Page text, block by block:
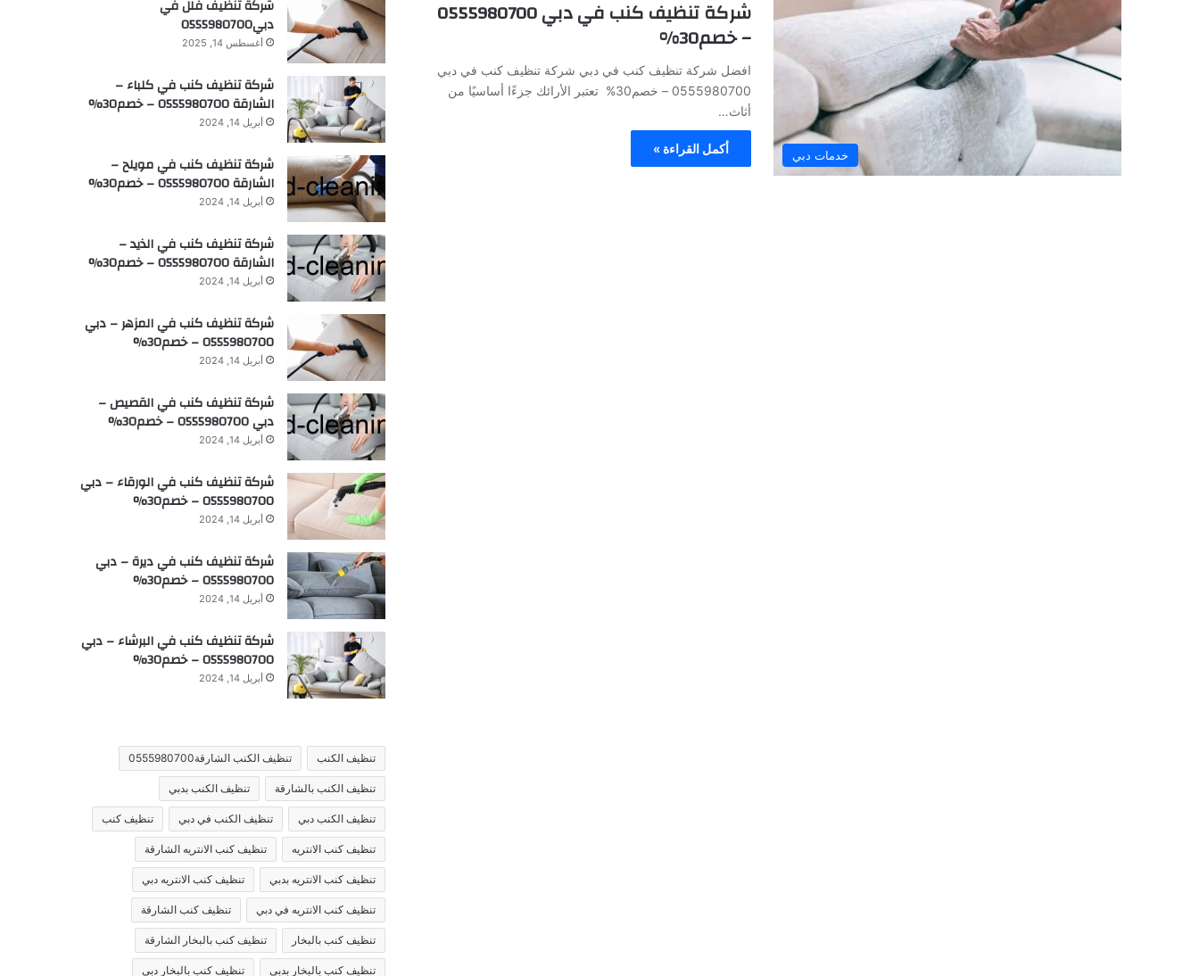
خدمات دبي
شركة تنظيف كنب في دبي 0555980700
– خصم30%
افضل شركة تنظيف كنب في دبي شركة تنظيف كنب في دبي
0555980700 – خصم30% تعتبر الأرائك جزءًا أساسيًا من
أثاث…
أكمل القراءة »
شركة تنظيف فلل في
دبي0555980700
أغسطس 14, 2025
شركة تنظيف كنب في كلباء –
الشارقة 0555980700 – خصم30%
أبريل 14, 2024
شركة تنظيف كنب في مويلح –
الشارقة 0555980700 – خصم30%
أبريل 14, 2024
شركة تنظيف كنب في الذيد –
الشارقة 0555980700 – خصم30%
أبريل 14, 2024
شركة تنظيف كنب في المزهر – دبي
0555980700 – خصم30%
أبريل 14, 2024
شركة تنظيف كنب في القصيص –
دبي 0555980700 – خصم30%
أبريل 14, 2024
شركة تنظيف كنب في الورقاء – دبي
0555980700 – خصم30%
أبريل 14, 2024
شركة تنظيف كنب في ديرة – دبي
0555980700 – خصم30%
أبريل 14, 2024
شركة تنظيف كنب في البرشاء – دبي
0555980700 – خصم30%
أبريل 14, 2024
تنظيف الكنب تنظيف الكنب الشارقة0555980700
تنظيف الكنب بالشارقة تنظيف الكنب بدبي
تنظيف الكنب دبي تنظيف الكنب في دبي تنظيف كنب
تنظيف كنب الانتريه تنظيف كنب الانتريه الشارقة
تنظيف كنب الانتريه بدبي تنظيف كنب الانتريه دبي
تنظيف كنب الانتريه في دبي تنظيف كنب الشارقة
تنظيف كنب بالبخار تنظيف كنب بالبخار الشارقة
تنظيف كنب بالبخار بدبي تنظيف كنب بالبخار دبي